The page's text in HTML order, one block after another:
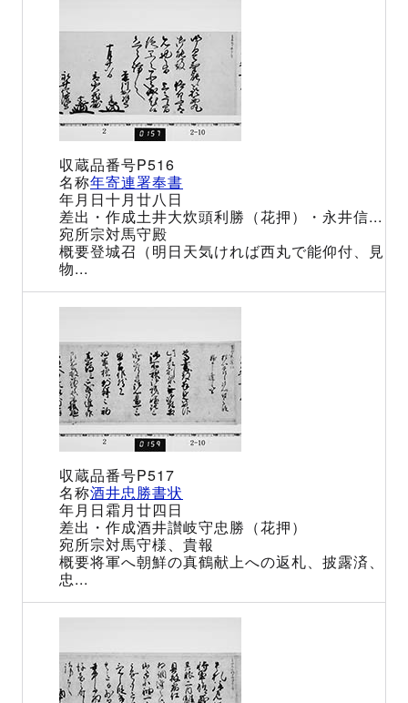
P516
年寄連署奉書
十月廿八日
土井大炊頭利勝（花押）・永井信...
宗対馬守殿
登城召（明日天気ければ西丸で能仰付、見
物...
P517
酒井忠勝書状
霜月廿四日
酒井讃岐守忠勝（花押）
宗対馬守様、貴報
将軍へ朝鮮の真鶴献上への返札、披露済、
忠...